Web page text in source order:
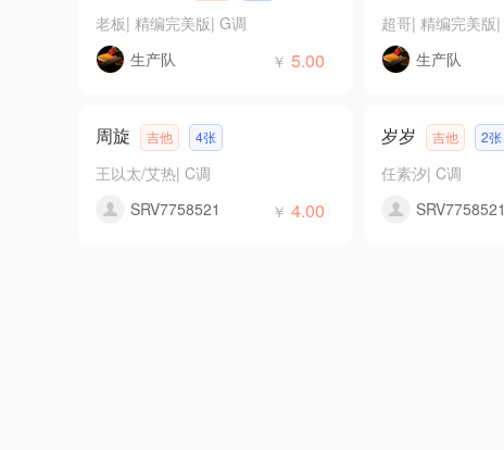
老板| 精编完美版| G调
生产队
￥5.00
超哥| 精编完美版|
生产队
周旋 吉他 4张
王以太/艾热| C调
SRV7758521
￥4.00
岁岁 吉他 2张
任素汐| C调
SRV7758521